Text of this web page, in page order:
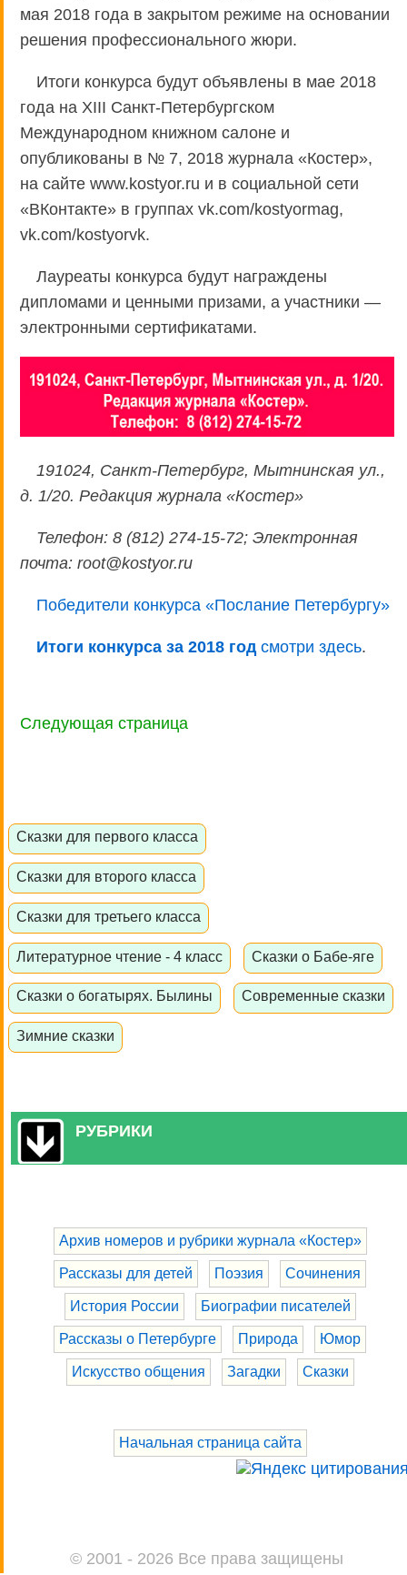
мая 2018 года в закрытом режиме на основании
решения профессионального жюри.
Итоги конкурса будут объявлены в мае 2018
года на XIII Санкт-Петербургском
Международном книжном салоне и
опубликованы в № 7, 2018 журнала «Костер»,
на сайте www.kostyor.ru и в социальной сети
«ВКонтакте» в группах vk.com/kostyormag,
vk.com/kostyorvk.
Лауреаты конкурса будут награждены
дипломами и ценными призами, а участники —
электронными сертификатами.
191024, Санкт-Петербург, Мытнинская ул.,
д. 1/20. Редакция журнала «Костер»
Телефон: 8 (812) 274-15-72; Электронная
почта: root@kostyor.ru
Победители конкурса «Послание Петербургу»
Итоги конкурсa за 2018 годсмотри здесь.
Следующая страница
Сказки для первого класса
Сказки для второго класса
Сказки для третьего класса
Литературное чтение - 4 класс Сказки о Бабе-яге
Сказки о богатырях. Былины Современные сказки
Зимние сказки
РУБРИКИ
Архив номеров и рубрики журнала «Костер»
Рассказы для детей Поэзия Сочинения
История России Биографии писателей
Рассказы о Петербурге Природа Юмор
Искусство общения Загадки Сказки
Начальная страница сайта
© 2001 - 2026 Все права защищены